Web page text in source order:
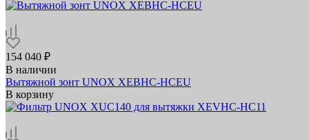
154 040 ₽
В наличии
Вытяжной зонт UNOX XEBHC-HCEU
В корзину